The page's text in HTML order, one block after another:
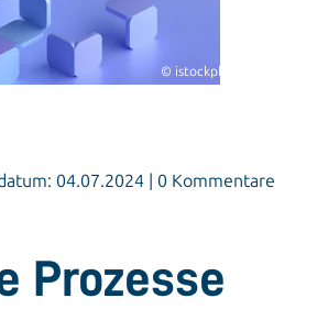
© istockphoto.com/v_alex
04.07.2024 | 0 Kommentare
Prozesse